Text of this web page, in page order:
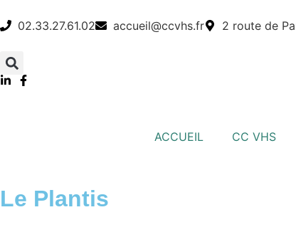
02.33.27.61.02 accueil@ccvhs.fr 2 route de
ACCUEIL CC VHS
Le Plantis